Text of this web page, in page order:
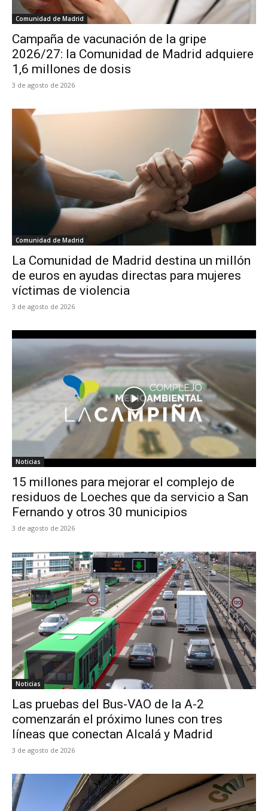
Comunidad de Madrid
Campaña de vacunación de la gripe
2026/27: la Comunidad de Madrid adquiere
1,6 millones de dosis
3 de agosto de 2026
Comunidad de Madrid
La Comunidad de Madrid destina un millón
de euros en ayudas directas para mujeres
víctimas de violencia
3 de agosto de 2026
Noticias
15 millones para mejorar el complejo de
residuos de Loeches que da servicio a San
Fernando y otros 30 municipios
3 de agosto de 2026
Noticias
Las pruebas del Bus-VAO de la A-2
comenzarán el próximo lunes con tres
líneas que conectan Alcalá y Madrid
3 de agosto de 2026